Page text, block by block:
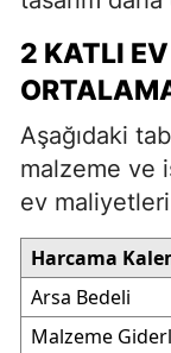
2 KATLI
Aşağıdaki
malzeme ve
ev
Harcama
Arsa Bedeli
Malzeme